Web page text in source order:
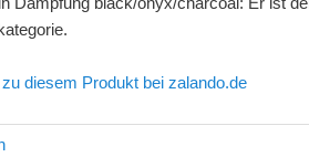
diesem Produkt bei zalando.de